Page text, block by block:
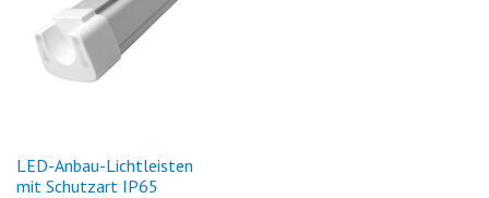
LED-Anbau-Lichtleisten
mit Schutzart IP65